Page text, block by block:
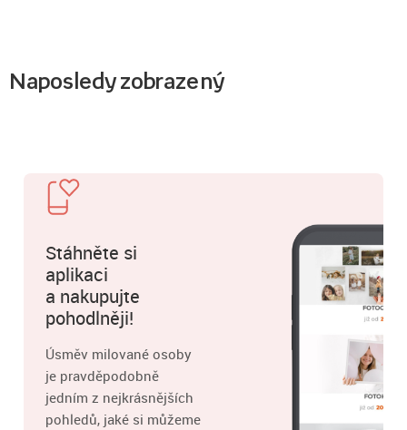
Naposledy zobrazený
Stáhněte si
aplikaci
a nakupujte
pohodlněji!
Úsměv milované osoby
je pravděpodobně
jedním z nejkrásnějších
pohledů, jaké si můžeme